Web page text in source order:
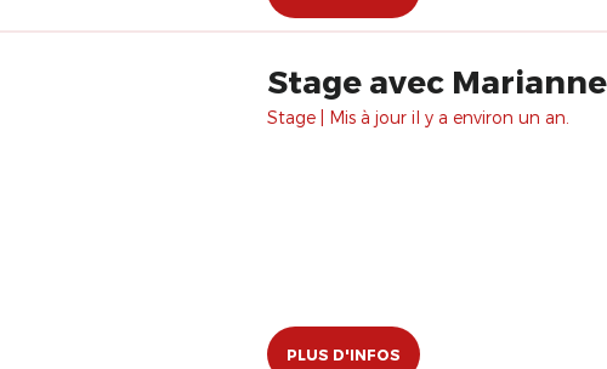
Stage avec
Stage | Mis à jour il y a environ un an.
PLUS D'INFOS